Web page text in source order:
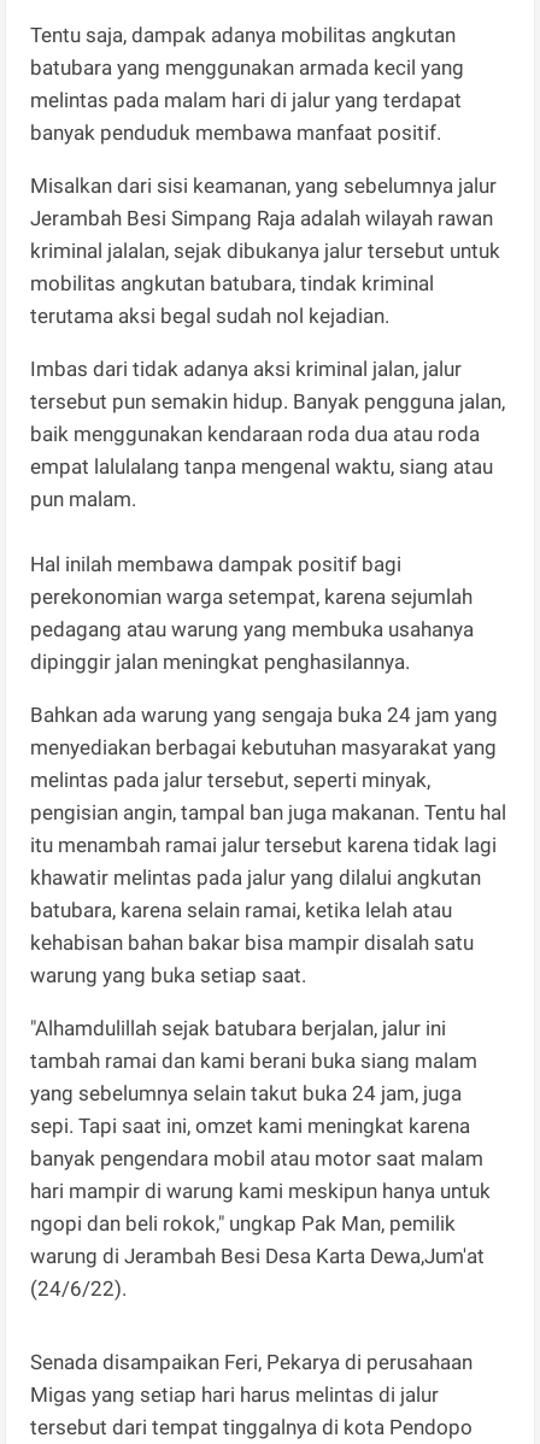
Tentu saja, dampak adanya mobilitas angkutan
batubara yang menggunakan armada kecil yang
melintas pada malam hari di jalur yang terdapat
banyak penduduk membawa manfaat positif.
Misalkan dari sisi keamanan, yang sebelumnya jalur
Jerambah Besi Simpang Raja adalah wilayah rawan
kriminal jalalan, sejak dibukanya jalur tersebut untuk
mobilitas angkutan batubara, tindak kriminal
terutama aksi begal sudah nol kejadian.
Imbas dari tidak adanya aksi kriminal jalan, jalur
tersebut pun semakin hidup. Banyak pengguna jalan,
baik menggunakan kendaraan roda dua atau roda
empat lalulalang tanpa mengenal waktu, siang atau
pun malam.
Hal inilah membawa dampak positif bagi
perekonomian warga setempat, karena sejumlah
pedagang atau warung yang membuka usahanya
dipinggir jalan meningkat penghasilannya.
Bahkan ada warung yang sengaja buka 24 jam yang
menyediakan berbagai kebutuhan masyarakat yang
melintas pada jalur tersebut, seperti minyak,
pengisian angin, tampal ban juga makanan. Tentu hal
itu menambah ramai jalur tersebut karena tidak lagi
khawatir melintas pada jalur yang dilalui angkutan
batubara, karena selain ramai, ketika lelah atau
kehabisan bahan bakar bisa mampir disalah satu
warung yang buka setiap saat.
"Alhamdulillah sejak batubara berjalan, jalur ini
tambah ramai dan kami berani buka siang malam
yang sebelumnya selain takut buka 24 jam, juga
sepi. Tapi saat ini, omzet kami meningkat karena
banyak pengendara mobil atau motor saat malam
hari mampir di warung kami meskipun hanya untuk
ngopi dan beli rokok," ungkap Pak Man, pemilik
warung di Jerambah Besi Desa Karta Dewa,Jum'at
(24/6/22).
Senada disampaikan Feri, Pekarya di perusahaan
Migas yang setiap hari harus melintas di jalur
tersebut dari tempat tinggalnya di kota Pendopo